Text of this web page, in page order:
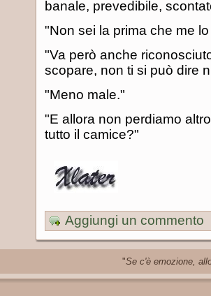
banale, prevedibile,
"Non sei la prima che me
"Va però anche
scopare, non ti si può dire
"Meno male."
"E allora non perdiamo
tutto il camice?"
Aggiungi un commento
"Se c'è emozione,